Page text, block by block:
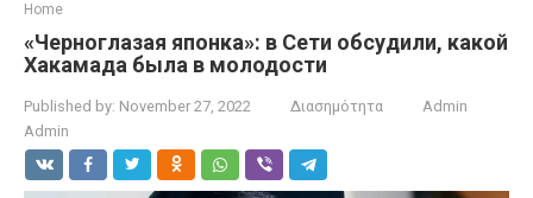
Home
«Черноглазая японка»: в Сети обсудили, какой
Хакамада была в молодости
Published by: November 27, 2022 Διασημότητα
Admin
Admin